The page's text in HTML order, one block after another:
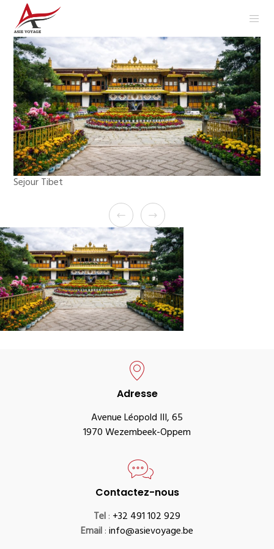
Sejour Tibet
Adresse
Avenue Léopold III, 65
1970 Wezembeek-Oppem
Contactez-nous
Tel: +32 491 102 929
Email:info@asievoyage.be